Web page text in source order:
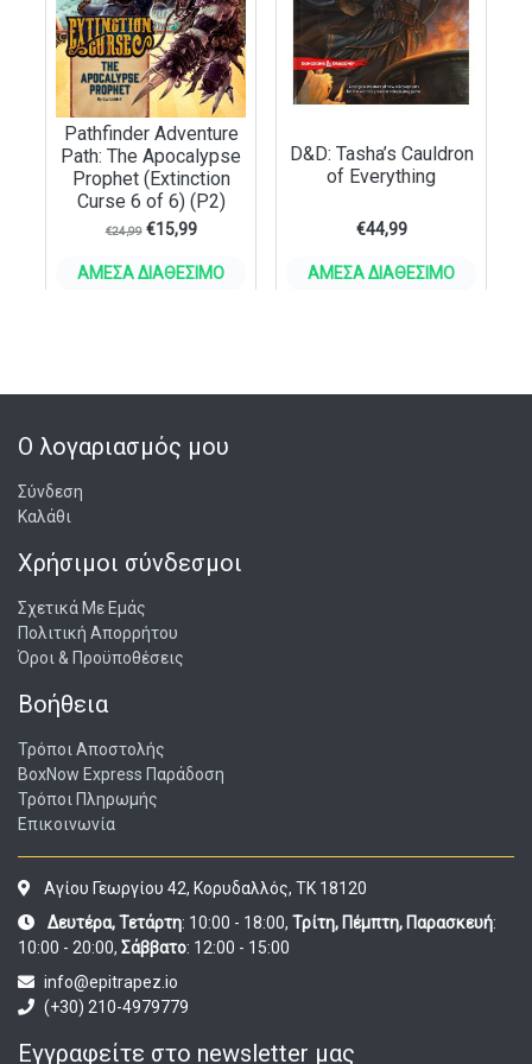
Pathfinder Adventure
Path: The Apocalypse
Prophet (Extinction
Curse 6 of 6) (P2)
€24,99 €15,99
ΆΜΕΣΑ ΔΙΑΘΈΣΙΜΟ
D&D: Tasha’s Cauldron
of Everything
€44,99
ΆΜΕΣΑ ΔΙΑΘΈΣΙΜΟ
Ο λογαριασμός μου
Σύνδεση
Καλάθι
Χρήσιμοι σύνδεσμοι
Σχετικά Με Εμάς
Πολιτική Απορρήτου
Όροι & Προϋποθέσεις
Βοήθεια
Τρόποι Αποστολής
BoxNow Express Παράδοση
Τρόποι Πληρωμής
Επικοινωνία
Αγίου Γεωργίου 42, Κορυδαλλός, ΤΚ 18120
Δευτέρα, Τετάρτη: 10:00 - 18:00, Τρίτη, Πέμπτη, Παρασκευή:
10:00 - 20:00, Σάββατο: 12:00 - 15:00
info@epitrapez.io
(+30) 210-4979779
Εγγραφείτε στο newsletter μας